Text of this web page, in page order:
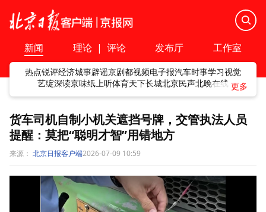
新闻 理论 | 评论 发布厅 工作室
热点锐评经济城事辟谣京剧都视频电子报汽车时事学习视觉
艺绽深读京味纸上听体育天下长城北京民声北晚在线
货车司机自制小机关遮挡号牌，交管执法人员
提醒：莫把“聪明才智”用错地方
来源： 北京日报客户端2026-07-09 10:59